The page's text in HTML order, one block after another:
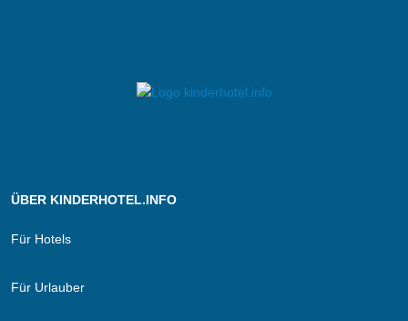
ÜBER KINDERHOTEL.INFO
Für Hotels
Für Urlauber